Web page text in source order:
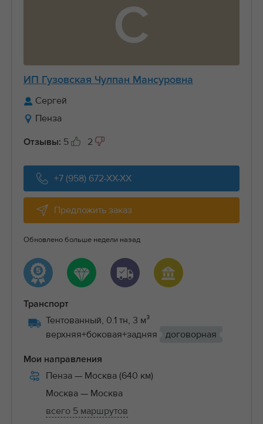
С
ИП Гузовская Чулпан Мансуровна
Сергей
Пенза
Отзывы: 5 2
+7 (958) 672-XX-XX
Предложить заказ
Обновлено больше недели назад
Транспорт
Тентованный, 0.1 тн, 3 м³
верхняя+боковая+задняя
договорная
Мои направления
Пенза — Москва (640 км)
Москва — Москва
всего 5 маршрутов